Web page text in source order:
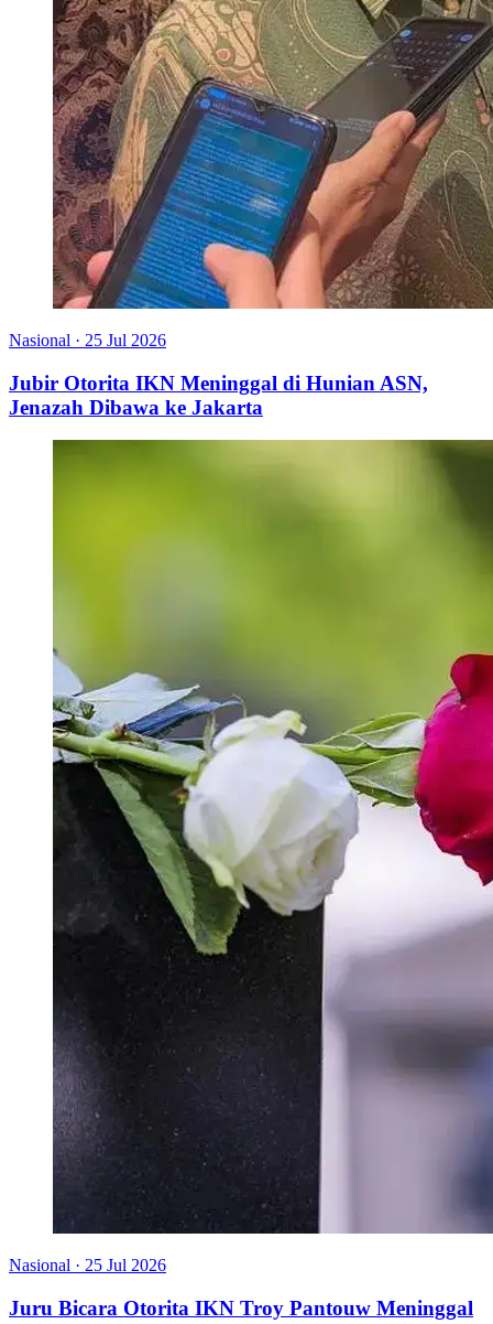
Nasional · 25 Jul 2026
Jubir Otorita IKN Meninggal di Hunian ASN,
Jenazah Dibawa ke Jakarta
Nasional · 25 Jul 2026
Juru Bicara Otorita IKN Troy Pantouw Meninggal